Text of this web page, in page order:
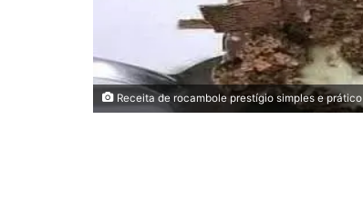
Receita de rocambole prestígio simples e prático